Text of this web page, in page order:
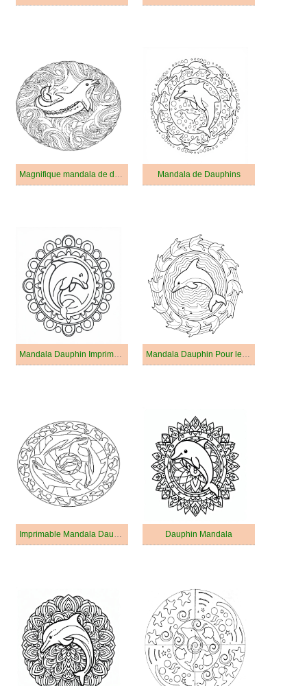
Magnifique mandala de dauphins Mandala de Dauphins
Mandala Dauphin Imprimable Pour Enfants Mandala Dauphin Pour les Enfants
Imprimable Mandala Dauphin Dauphin Mandala